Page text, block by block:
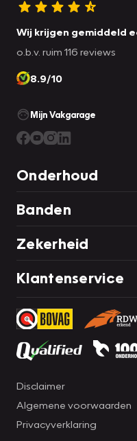
Wij krijgen gemiddeld
o.b.v. ruim 116 reviews
8.9/10
Mijn Vakgarage
Onderhoud
Banden
Zekerheid
Klantenservice
Disclaimer
Algemene voorwaarden
Privacyverklaring